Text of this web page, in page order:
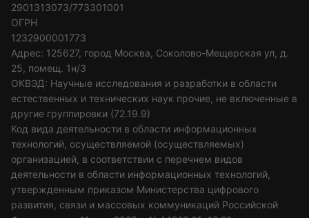
2901313073/773301001
ОГРН
1232900001773
Адрес: 125627, город Москва, Соколово-Мещерская ул, д.
25, помещ. 1н/3
ОКВЭД: Научные исследования и разработки в области
естественных и технических наук прочие, не включенные в
другие группировки (72.19.9)
Код вида деятельности в области информационных
технологий, осуществляемой (осуществляемых)
организацией, в соответствии с перечнем видов
деятельности в области информационных технологий,
утвержденным приказом Министерства цифрового
развития, связи и массовых коммуникаций Российской